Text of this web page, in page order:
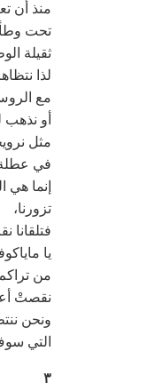
منذ أن
تحت
ثقيلة
لذا
مع
أو نذهب
مثل
في
إنما هي
تزورنا،
فتلقانا
يا
من تراكم
نقصتْ
ونحن
التي
٣